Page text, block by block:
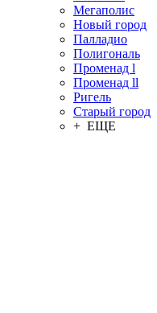
Мегаполис
Новый город
Палладио
Полигональ
Променад l
Променад ll
Ригель
Старый город
+ ЕЩЕ